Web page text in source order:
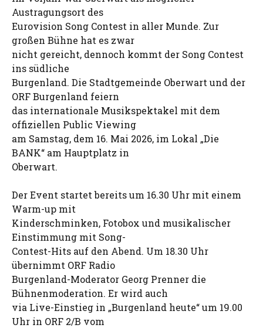
Austragungsort des
Eurovision Song Contest in aller Munde. Zur
großen Bühne hat es zwar
nicht gereicht, dennoch kommt der Song Contest
ins südliche
Burgenland. Die Stadtgemeinde Oberwart und der
ORF Burgenland feiern
das internationale Musikspektakel mit dem
offiziellen Public Viewing
am Samstag, dem 16. Mai 2026, im Lokal „Die
BANK“ am Hauptplatz in
Oberwart.
Der Event startet bereits um 16.30 Uhr mit einem
Warm-up mit
Kinderschminken, Fotobox und musikalischer
Einstimmung mit Song-
Contest-Hits auf den Abend. Um 18.30 Uhr
übernimmt ORF Radio
Burgenland-Moderator Georg Prenner die
Bühnenmoderation. Er wird auch
via Live-Einstieg in „Burgenland heute“ um 19.00
Uhr in ORF 2/B vom